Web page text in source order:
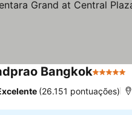
Bangkok5 Estrelas
(26.151 pontuações)